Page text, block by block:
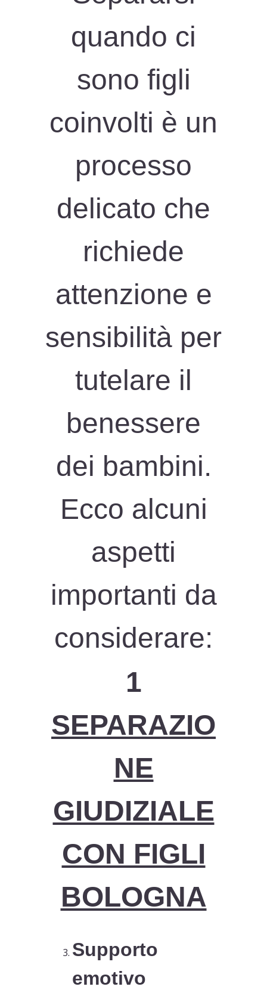
quando ci
sono figli
coinvolti è un
processo
delicato che
richiede
attenzione e
sensibilità per
tutelare il
benessere
dei bambini.
Ecco alcuni
aspetti
importanti da
considerare:
1
SEPARAZIO
NE
GIUDIZIALE
CON FIGLI
BOLOGNA
Supporto
emotivo